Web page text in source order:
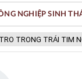
TRÁI TIM NGƯỜI
NGHIỆP SINH